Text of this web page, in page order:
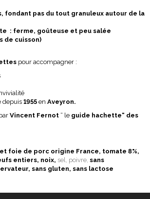
fondant pas du tout granuleux autour de la
: ferme, goûteuse et peu salée
de cuisson)
pour accompagner :
depuis 1955 en Aveyron.
Vincent Fernot “ le guide hachette“ des
foie de porc origine France, tomate 8%,
entiers, noix, sel, poivre, sans
sans gluten, sans lactose